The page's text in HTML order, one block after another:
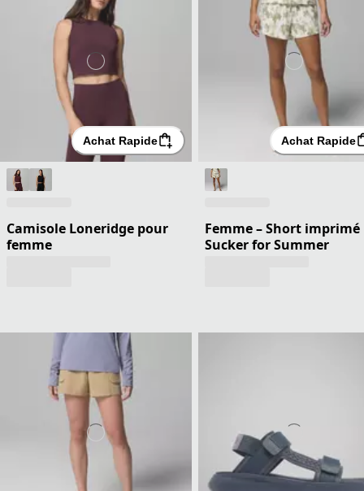
Achat Rapide
Camisole Loneridge pour
femme
Achat Rapide
Femme – Short imprimé
Sucker for Summer